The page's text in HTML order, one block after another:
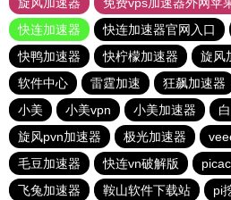
旋风加速器
免费vps加速器外网苹
快连加速器
快连加速器官网入口
快鸭加速器
快柠檬加速器 旋风
软件中心
雷霆加速 狂飙加速器
小美
小美vpn 小美加速器
旋风pvn加速器
极光加速器
毛豆加速器
快连vn破解版
飞兔加速器
鞍山软件下载站 pi